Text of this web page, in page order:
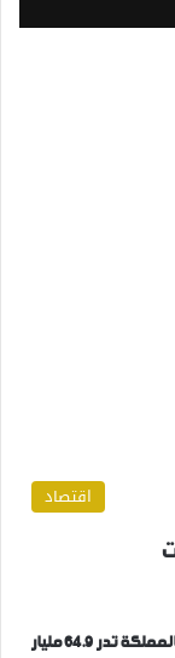
اقتصاد
السياحة بالمملكة تدر 64.9 مليار